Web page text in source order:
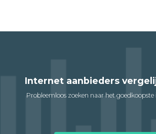
Internet aanbieders
Probleemloos zoeken naar het